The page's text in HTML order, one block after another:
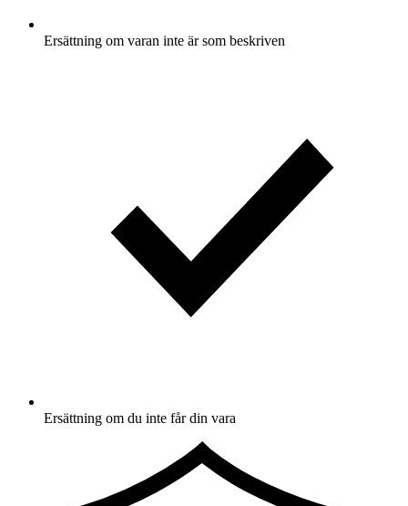
Ersättning om varan inte är som beskriven
Ersättning om du inte får din vara